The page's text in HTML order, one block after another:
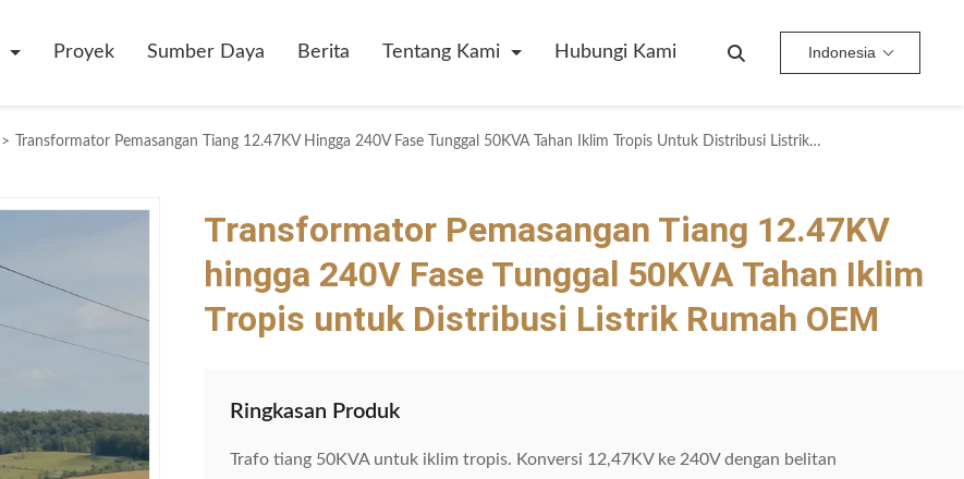
Proyek Sumber Daya Berita Tentang Kami Hubungi Kami Indonesia
> Transformator Pemasangan Tiang 12.47KV Hingga 240V Fase Tunggal 50KVA Tahan Iklim Tropis Untuk Distribusi Listrik Rumah OEM
Transformator Pemasangan Tiang 12.47KV
hingga 240V Fase Tunggal 50KVA Tahan Iklim
Tropis untuk Distribusi Listrik Rumah OEM
Ringkasan Produk
Trafo tiang 50KVA untuk iklim tropis. Konversi 12,47KV ke 240V dengan belitan